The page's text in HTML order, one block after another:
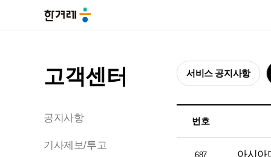
고객센터
공지사항
기사제보/투고
서비스 공지사항
번호
687 아시아